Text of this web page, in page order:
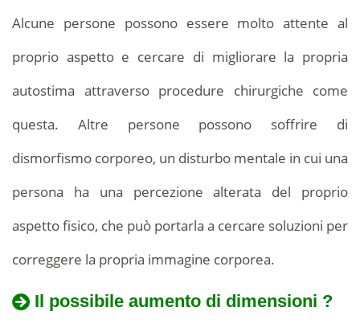
Alcune persone possono essere molto attente al
proprio aspetto e cercare di migliorare la propria
autostima attraverso procedure chirurgiche come
questa. Altre persone possono soffrire di
dismorfismo corporeo, un disturbo mentale in cui una
persona ha una percezione alterata del proprio
aspetto fisico, che può portarla a cercare soluzioni per
correggere la propria immagine corporea.
Il possibile aumento di dimensioni ?